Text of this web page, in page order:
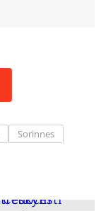
Sorinnes